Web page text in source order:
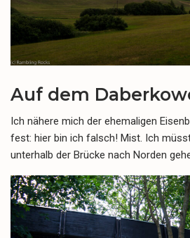
Auf dem
Ich nähere mich der ehemaligen
fest: hier bin ich falsch! Mist. Ich
unterhalb der Brücke nach Norden